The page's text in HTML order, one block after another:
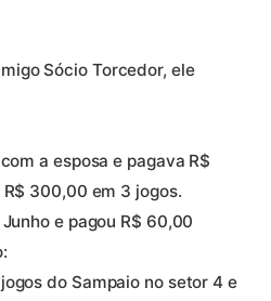
Sócio Torcedor, ele
a esposa e pagava R$
300,00 em 3 jogos.
e pagou R$ 60,00
do Sampaio no setor 4 e